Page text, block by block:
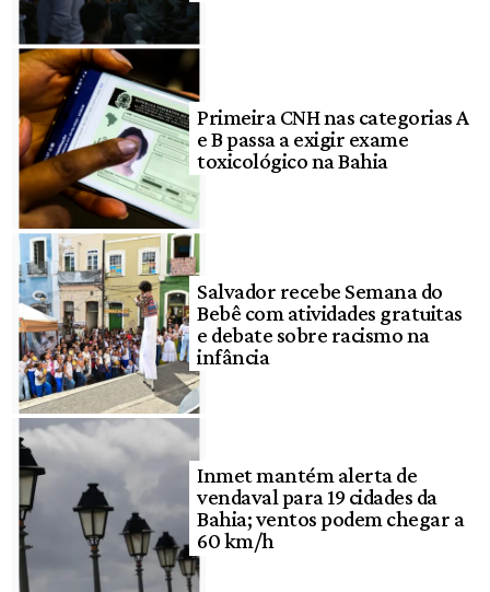
Primeira CNH nas categorias A
e B passa a exigir exame
toxicológico na Bahia
Salvador recebe Semana do
Bebê com atividades gratuitas
e debate sobre racismo na
infância
Inmet mantém alerta de
vendaval para 19 cidades da
Bahia; ventos podem chegar a
60 km/h